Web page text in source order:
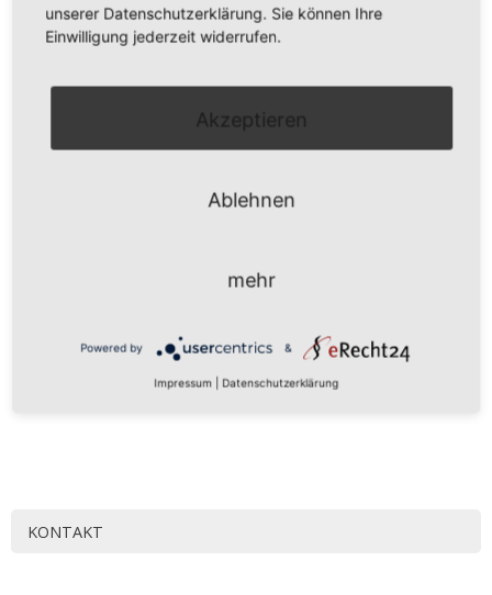
KONTAKT
unserer Datenschutzerklärung. Sie können Ihre
Einwilligung jederzeit widerrufen.
Akzeptieren
Ablehnen
mehr
Powered by &
Impressum Datenschutzerklärung